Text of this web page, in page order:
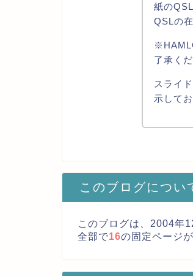
紙の
QSLの
了承くだ
スライ
示して
このブログについ
このブログは、2004年
全部で16の固定ページ